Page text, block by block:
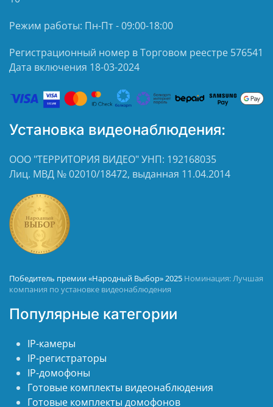
Режим работы: Пн-Пт - 09:00-18:00
Регистрационный номер в Торговом реестре 576541
Дата включения 18-03-2024
Установка видеонаблюдения:
ООО "ТЕРРИТОРИЯ ВИДЕО" УНП: 192168035
Лиц. МВД № 02010/18472, выданная 11.04.2014
Победитель премии «Народный Выбор» 2025 Номинация: Лучшая
компания по установке видеонаблюдения
Популярные категории
IP-камеры
IP-регистраторы
IP-домофоны
Готовые комплекты видеонаблюдения
Готовые комплекты домофонов